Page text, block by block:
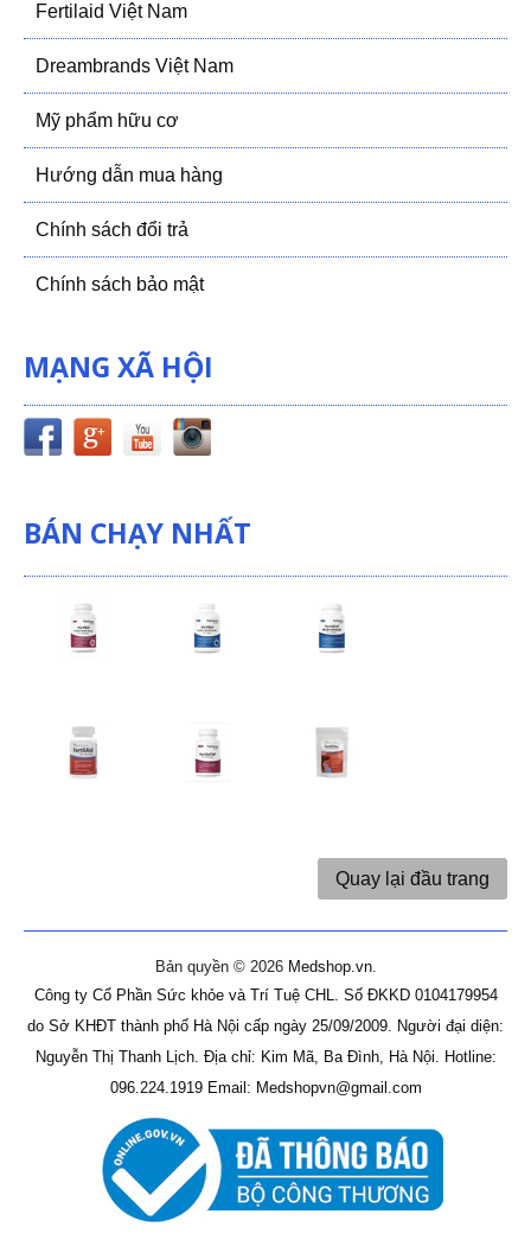
Fertilaid Việt Nam
Dreambrands Việt Nam
Mỹ phẩm hữu cơ
Hướng dẫn mua hàng
Chính sách đổi trả
Chính sách bảo mật
MẠNG XÃ HỘI
BÁN CHẠY NHẤT
Quay lại đầu trang
Bản quyền © 2026 Medshop.vn.
Công ty Cổ Phần Sức khỏe và Trí Tuệ CHL. Số ĐKKD 0104179954
do Sở KHĐT thành phố Hà Nội cấp ngày 25/09/2009. Người đại diện:
Nguyễn Thị Thanh Lịch. Địa chỉ: Kim Mã, Ba Đình, Hà Nội. Hotline:
096.224.1919 Email: Medshopvn@gmail.com